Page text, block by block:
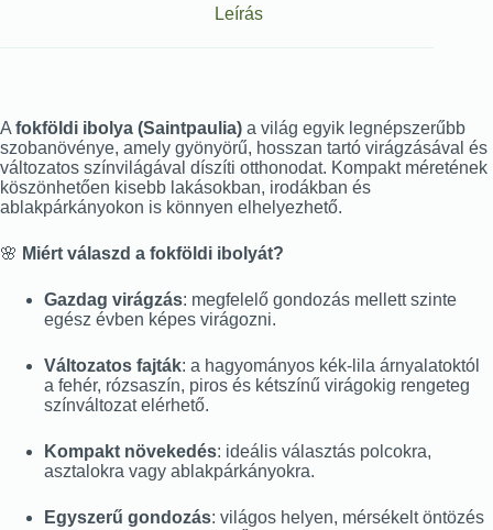
Leírás
A fokföldi ibolya (Saintpaulia) a világ egyik legnépszerűbb
szobanövénye, amely gyönyörű, hosszan tartó virágzásával és
változatos színvilágával díszíti otthonodat. Kompakt méretének
köszönhetően kisebb lakásokban, irodákban és
ablakpárkányokon is könnyen elhelyezhető.
🌸 Miért válaszd a fokföldi ibolyát?
Gazdag virágzás: megfelelő gondozás mellett szinte
egész évben képes virágozni.
Változatos fajták: a hagyományos kék-lila árnyalatoktól
a fehér, rózsaszín, piros és kétszínű virágokig rengeteg
színváltozat elérhető.
Kompakt növekedés: ideális választás polcokra,
asztalokra vagy ablakpárkányokra.
Egyszerű gondozás: világos helyen, mérsékelt öntözés